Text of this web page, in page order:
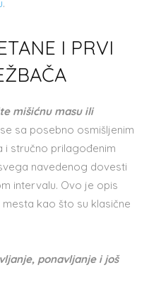
.
I PRVI
mišićnu masu ili
sa posebno osmišljenim
i stručno prilagođenim
navedenog dovesti
intervalu. Ovo je opis
kao što su klasične
ponavljanje i još